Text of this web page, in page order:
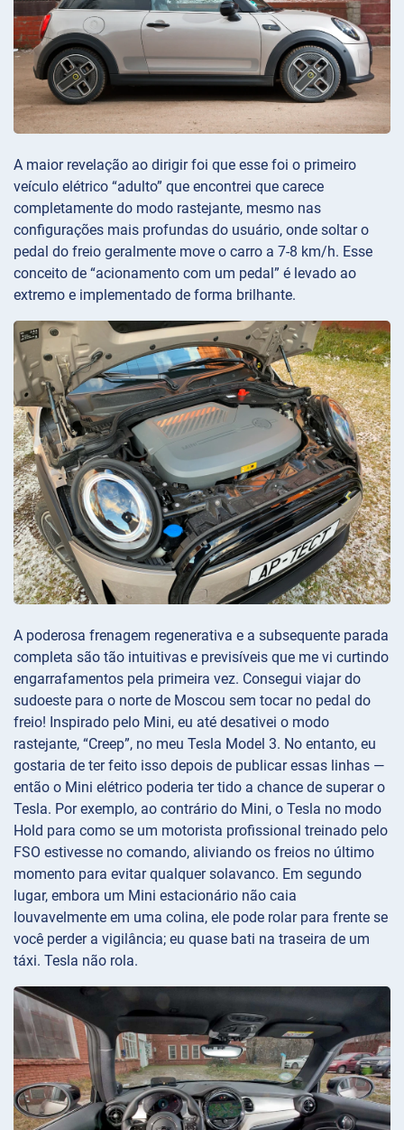
A maior revelação ao dirigir foi que esse foi o primeiro
veículo elétrico “adulto” que encontrei que carece
completamente do modo rastejante, mesmo nas
configurações mais profundas do usuário, onde soltar o
pedal do freio geralmente move o carro a 7-8 km/h. Esse
conceito de “acionamento com um pedal” é levado ao
extremo e implementado de forma brilhante.
A poderosa frenagem regenerativa e a subsequente parada
completa são tão intuitivas e previsíveis que me vi curtindo
engarrafamentos pela primeira vez. Consegui viajar do
sudoeste para o norte de Moscou sem tocar no pedal do
freio! Inspirado pelo Mini, eu até desativei o modo
rastejante, “Creep”, no meu Tesla Model 3. No entanto, eu
gostaria de ter feito isso depois de publicar essas linhas —
então o Mini elétrico poderia ter tido a chance de superar o
Tesla. Por exemplo, ao contrário do Mini, o Tesla no modo
Hold para como se um motorista profissional treinado pelo
FSO estivesse no comando, aliviando os freios no último
momento para evitar qualquer solavanco. Em segundo
lugar, embora um Mini estacionário não caia
louvavelmente em uma colina, ele pode rolar para frente se
você perder a vigilância; eu quase bati na traseira de um
táxi. Tesla não rola.